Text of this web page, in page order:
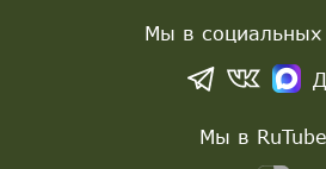
Мы в социальных
Мы в